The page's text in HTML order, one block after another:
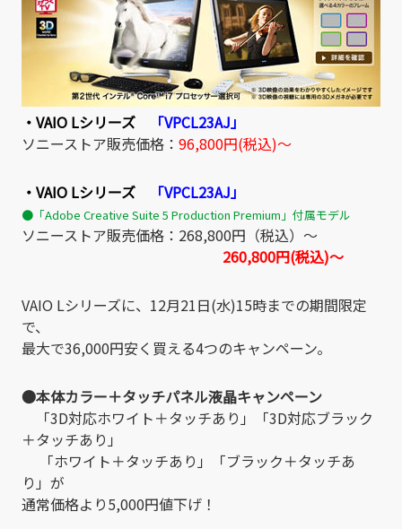
・VAIO Lシリーズ 「VPCL23AJ」
ソニーストア販売価格： 96,800円(税込)～
・VAIO Lシリーズ 「VPCL23AJ」
●「Adobe Creative Suite 5 Production Premium」付属モデル
ソニーストア販売価格：268,800円（税込）～
260,800円(税込)～
VAIO Lシリーズに、12月21日(水)15時までの期間限定
で、
最大で36,000円安く買える4つのキャンペーン。
●本体カラー＋タッチパネル液晶キャンペーン
「3D対応ホワイト＋タッチあり」「3D対応ブラック
＋タッチあり」
「ホワイト＋タッチあり」「ブラック＋タッチあ
り」が
通常価格より5,000円値下げ！